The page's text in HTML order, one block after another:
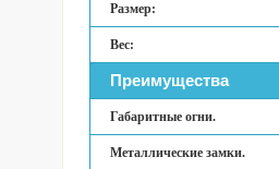
Размер:
Вес:
Преимущества
Габаритные огни.
Металлические замки.